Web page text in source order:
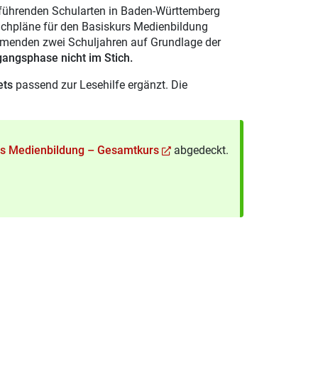
Schularten in Baden-Württemberg
für den Basiskurs Medienbildung
zwei Schuljahren auf Grundlage der
nicht im Stich.
passend zur Lesehilfe ergänzt. Die
Medienbildung – Gesamtkurs abgedeckt.